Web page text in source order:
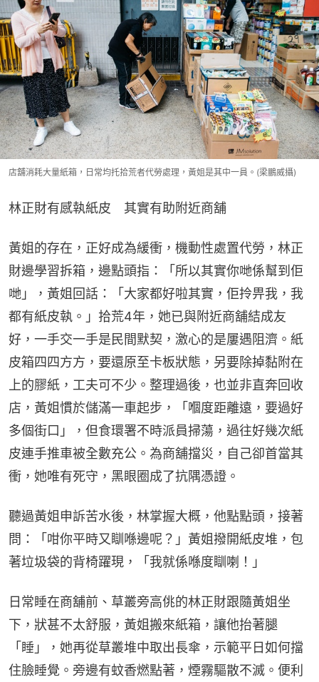
店舖消耗大量紙箱，日常均托拾荒者代勞處理，黃姐是其中一員。(梁鵬威攝)
林正財有感執紙皮　其實有助附近商舖
黃姐的存在，正好成為緩衝，機動性處置代勞，林正
財邊學習拆箱，邊點頭指：「所以其實你哋係幫到佢
哋」，黃姐回話：「大家都好啦其實，佢拎畀我，我
都有紙皮執。」拾荒4年，她已與附近商舖結成友
好，一手交一手是民間默契，激心的是屢遇阻濟。紙
皮箱四四方方，要還原至卡板狀態，另要除掉黏附在
上的膠紙，工夫可不少。整理過後，也並非直奔回收
店，黃姐慣於儲滿一車起步，「嗰度距離遠，要過好
多個街口」，但食環署不時派員掃蕩，過往好幾次紙
皮連手推車被全數充公。為商舖擋災，自己卻首當其
衝，她唯有死守，黑眼圈成了抗隅憑證。
聽過黃姐申訴苦水後，林掌握大概，他點點頭，接著
問：「咁你平時又瞓喺邊呢？」黃姐撥開紙皮堆，包
著垃圾袋的背椅躍現，「我就係喺度瞓喇！」
日常睡在商舖前、草叢旁高佻的林正財跟隨黃姐坐
下，狀甚不太舒服，黃姐搬來紙箱，讓他抬著腿
「睡」，她再從草叢堆中取出長傘，示範平日如何擋
住臉睡覺。旁邊有蚊香燃點著，煙霧驅散不滅。便利